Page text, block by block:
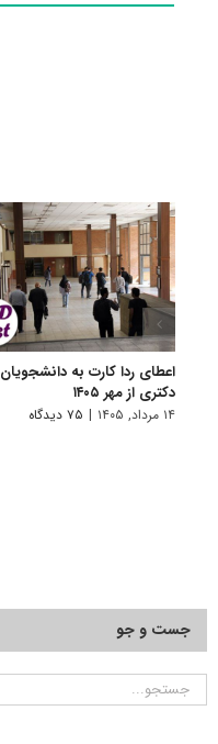
اعطای ردا کارت به دانشجویان
دکتری از مهر ۱۴۰۵
۱۴ مرداد, ۱۴۰۵ | ۷۵ دیدگاه
جست و جو
جستجو